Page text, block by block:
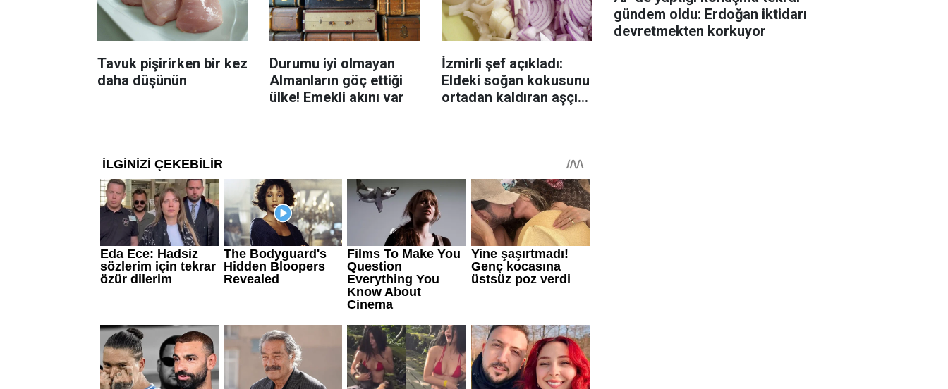
Tavuk pişirirken bir kez
daha düşünün
Durumu iyi olmayan
Almanların göç ettiği
ülke! Emekli akını var
İzmirli şef açıkladı:
Eldeki soğan kokusunu
ortadan kaldıran aşçı
gündem oldu: Erdoğan iktidarı
devretmekten korkuyor